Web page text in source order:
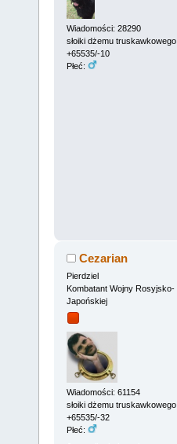
Wiadomości: 28290
słoiki dżemu truskawkowego
+65535/-10
Płeć:
Cezarian
Pierdziel
Kombatant Wojny Rosyjsko-
Japońskiej
Wiadomości: 61154
słoiki dżemu truskawkowego
+65535/-32
Płeć: